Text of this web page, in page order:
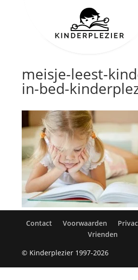
meisje-leest-
in-bed-
Contact Voorwaarden
Vrienden
© Kinderplezier 1997-2026